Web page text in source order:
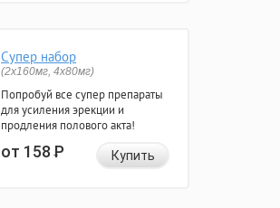
Супер набор
(2х160мг, 4х80мг)
Попробуй все супер препараты
для усиления эрекции и
продления полового акта!
от 158Р Купить